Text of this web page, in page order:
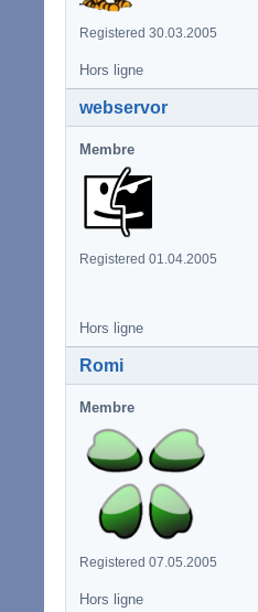
Registered 30.03.2005
Hors ligne
webservor
Membre
Registered 01.04.2005
Hors ligne
Romi
Membre
Registered 07.05.2005
Hors ligne